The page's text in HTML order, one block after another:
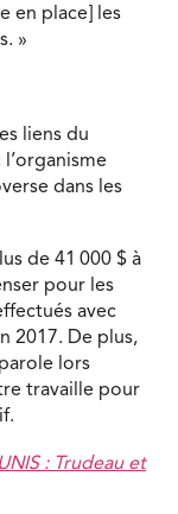
en place] les
»
liens du
dans les
de 41 000 $ à
pour les
avec
2017. De plus,
lors
travaille pour
: Trudeau et